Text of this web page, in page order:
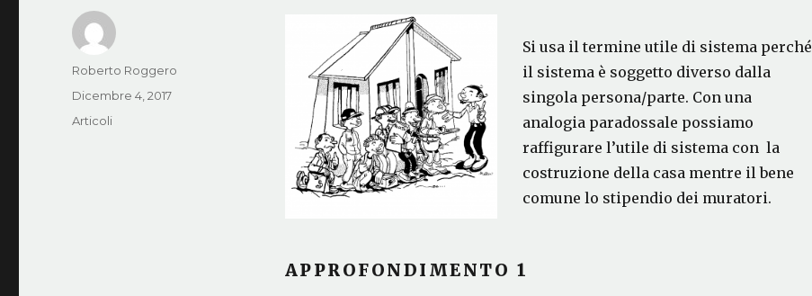
Si usa il termine utile di sistema perché
il sistema è soggetto diverso dalla
singola persona/parte. Con una
analogia paradossale possiamo
raffigurare l’utile di sistema con la
costruzione della casa mentre il bene
comune lo stipendio dei muratori.
APPROFONDIMENTO 1
Autore
Roberto Roggero
Pubblicato
Dicembre 4, 2017
Categorie
Articoli